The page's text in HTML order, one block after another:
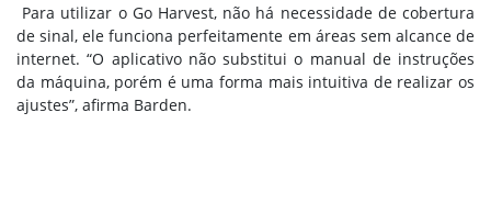
Para utilizar o Go Harvest, não há necessidade de cobertura
de sinal, ele funciona perfeitamente em áreas sem alcance de
internet. “O aplicativo não substitui o manual de instruções
da máquina, porém é uma forma mais intuitiva de realizar os
ajustes”, afirma Barden.